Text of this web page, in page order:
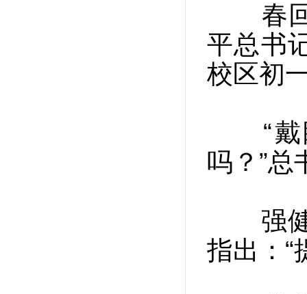
春回
平总书
校区初
“戴眼
吗？”总
强健
指出：“